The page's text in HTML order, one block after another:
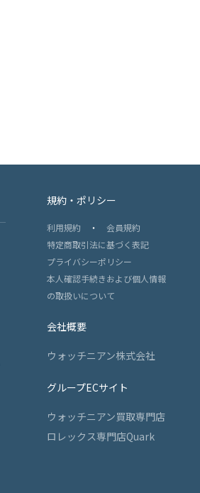
規約・ポリシー
利用規約 ・ 会員規約
特定商取引法に基づく表記
プライバシーポリシー
本人確認手続きおよび個人情報
の取扱いについて
会社概要
ウォッチニアン株式会社
グループECサイト
ウォッチニアン買取専門店
ロレックス専門店Quark